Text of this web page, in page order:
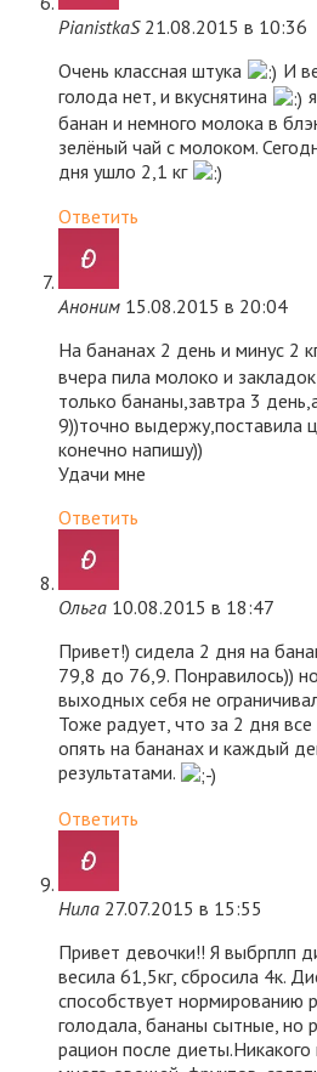
PianistkaS 21.08.2015 в 10:36
Очень классная штука
И
голода нет, и вкуснятина
банан и немного молока в
зелёный чай с молоком.
дня ушло 2,1 кг
Ответить
Аноним 15.08.2015 в 20:04
На бананах 2 день и минус 2
вчера пила молоко и
только бананы,завтра 3
9))точно выдержу,поставила
конечно напишу))
Удачи мне
Ответить
Ольга 10.08.2015 в 18:47
Привет!) сидела 2 дня на
79,8 до 76,9. Понравилось))
выходных себя не
Тоже радует, что за 2 дня все
опять на бананах и каждый
результатами.
Ответить
Нила 27.07.2015 в 15:55
Привет девочки!! Я выбрплп
весила 61,5кг, сбросила 4к.
способствует нормированию
голодала, бананы сытные, но
рацион после